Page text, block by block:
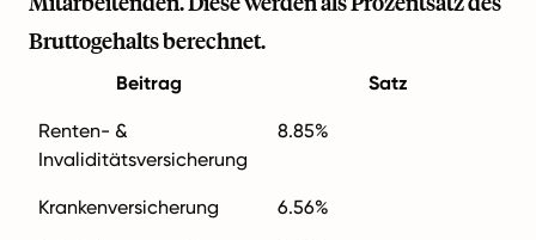
Bruttogehalts berechnet.
Beitrag Satz
Renten- &
Invaliditätsversicherung
8.85%
Krankenversicherung 6.56%